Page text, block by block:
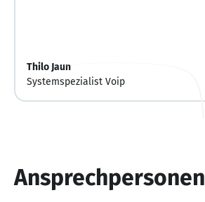
Thilo Jaun
Systemspezialist Voip
Ansprechpersonen